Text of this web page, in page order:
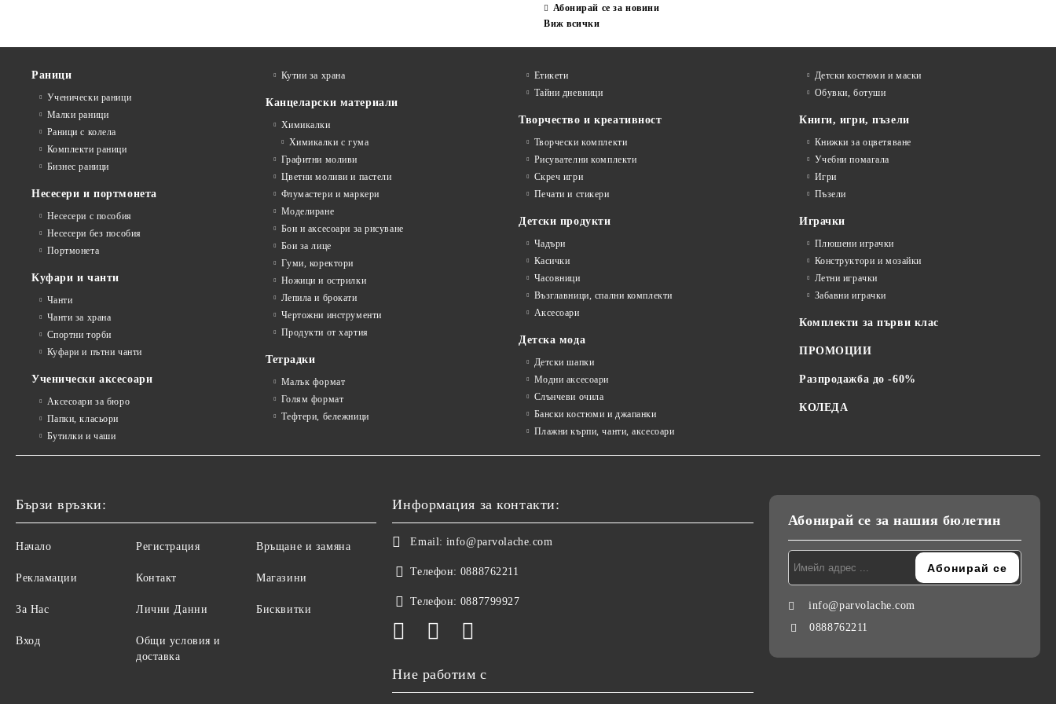
Абонирай се за новини
Виж всички
Раници
Ученически раници
Малки раници
Раници с колела
Комплекти раници
Бизнес раници
Несесери и портмонета
Несесери с пособия
Несесери без пособия
Портмонета
Куфари и чанти
Чанти
Чанти за храна
Спортни торби
Куфари и пътни чанти
Ученически аксесоари
Аксесоари за бюро
Папки, класьори
Бутилки и чаши
Кутии за храна
Канцеларски материали
Химикалки
Химикалки с гума
Графитни моливи
Цветни моливи и пастели
Флумастери и маркери
Моделиране
Бои и аксесоари за рисуване
Бои за лице
Гуми, коректори
Ножици и острилки
Лепила и брокати
Чертожни инструменти
Продукти от хартия
Тетрадки
Малък формат
Голям формат
Тефтери, бележници
Етикети
Тайни дневници
Творчество и креативност
Творчески комплекти
Рисувателни комплекти
Скреч игри
Печати и стикери
Детски продукти
Чадъри
Касички
Часовници
Възглавници, спални комплекти
Аксесоари
Детска мода
Детски шапки
Модни аксесоари
Слънчеви очила
Бански костюми и джапанки
Плажни кърпи, чанти, аксесоари
Детски костюми и маски
Обувки, ботуши
Книги, игри, пъзели
Книжки за оцветяване
Учебни помагала
Игри
Пъзели
Играчки
Плюшени играчки
Конструктори и мозайки
Летни играчки
Забавни играчки
Комплекти за първи клас
ПРОМОЦИИ
Разпродажба до -60%
КОЛЕДА
Бързи връзки:
Начало
Рекламации
За Нас
Вход
Регистрация
Контакт
Лични Данни
Общи условия и
доставка
Връщане и замяна
Магазини
Бисквитки
Информация за контакти:
Email: info@parvolache.com
Телефон: 0888762211
Телефон: 0887799927
Ние работим с
Абонирай се за нашия бюлетин
info@parvolache.com
0888762211